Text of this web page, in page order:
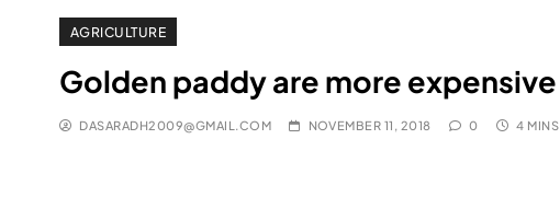
AGRICULTURE
Golden paddy are more expensive
DASARADH2009@GMAIL.COM NOVEMBER 11, 2018 0 4 MINS